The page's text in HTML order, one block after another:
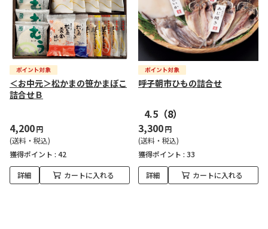
＜お中元＞松かまの笹かまぼこ
詰合せＢ
4,200円
(送料・税込)
獲得ポイント : 42
詳細 カートに入れる
呼子朝市ひもの詰合せ
4.5 （8）
3,300円
(送料・税込)
獲得ポイント : 33
詳細 カートに入れる